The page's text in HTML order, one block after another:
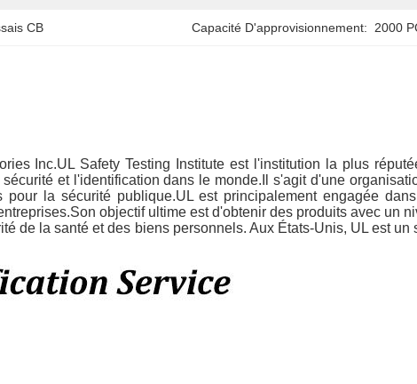
CB Capacité D'approvisionnement: 2000
Inc.UL Safety Testing Institute est l'institution la plus
et l'identification dans le monde.Il s'agit d'une
la sécurité publique.UL est principalement engagée
objectif ultime est d'obtenir des produits avec un
de la santé et des biens personnels. Aux États-Unis, UL est